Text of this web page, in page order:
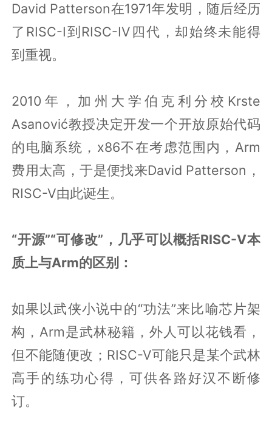
David Patterson在1971年发明，随后经历
了RISC-I到RISC-IV四代，却始终未能得
到重视。
2010年，加州大学伯克利分校Krste
Asanović教授决定开发一个开放原始代码
的电脑系统，x86不在考虑范围内，Arm
费用太高，于是便找来David Patterson，
RISC-V由此诞生。
“开源”“可修改”，几乎可以概括RISC-V本
质上与Arm的区别：
如果以武侠小说中的“功法”来比喻芯片架
构，Arm是武林秘籍，外人可以花钱看，
但不能随便改；RISC-V可能只是某个武林
高手的练功心得，可供各路好汉不断修
订。